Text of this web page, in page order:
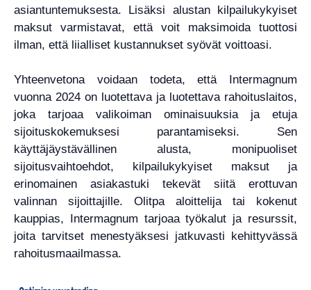
asiantuntemuksesta. Lisäksi alustan kilpailukykyiset
maksut varmistavat, että voit maksimoida tuottosi
ilman, että liialliset kustannukset syövät voittoasi.
Yhteenvetona voidaan todeta, että Intermagnum
vuonna 2024 on luotettava ja luotettava rahoituslaitos,
joka tarjoaa valikoiman ominaisuuksia ja etuja
sijoituskokemuksesi parantamiseksi. Sen
käyttäjäystävällinen alusta, monipuoliset
sijoitusvaihtoehdot, kilpailukykyiset maksut ja
erinomainen asiakastuki tekevät siitä erottuvan
valinnan sijoittajille. Olitpa aloittelija tai kokenut
kauppias, Intermagnum tarjoaa työkalut ja resurssit,
joita tarvitset menestyäksesi jatkuvasti kehittyvässä
rahoitusmaailmassa.